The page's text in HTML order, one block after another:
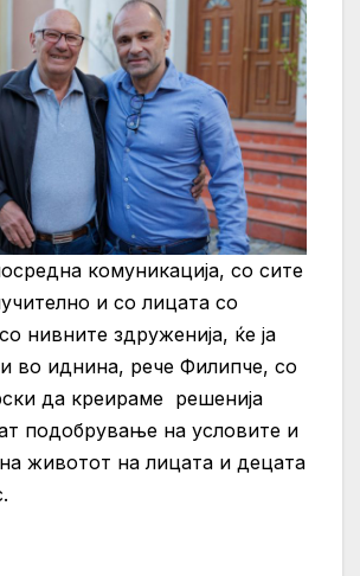
комуникација, со сите
и со лицата со
нивните здруженија, ќе ја
во иднина, рече Филипче, со
да креираме решенија
подобрување на условите и
животот на лицата и децата